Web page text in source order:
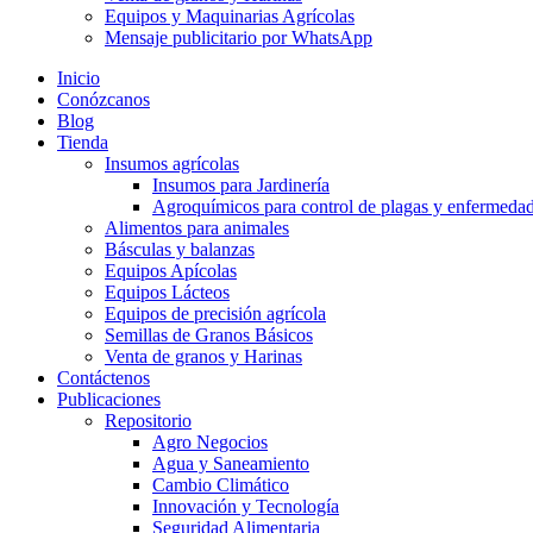
Equipos y Maquinarias Agrícolas
Mensaje publicitario por WhatsApp
Inicio
Conózcanos
Blog
Tienda
Insumos agrícolas
Insumos para Jardinería
Agroquímicos para control de plagas y
Alimentos para animales
Básculas y balanzas
Equipos Apícolas
Equipos Lácteos
Equipos de precisión agrícola
Semillas de Granos Básicos
Venta de granos y Harinas
Contáctenos
Publicaciones
Repositorio
Agro Negocios
Agua y Saneamiento
Cambio Climático
Innovación y Tecnología
Seguridad Alimentaria